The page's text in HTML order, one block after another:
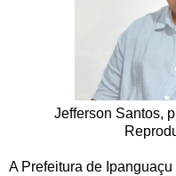
Jefferson Santos,
A Prefeitura de